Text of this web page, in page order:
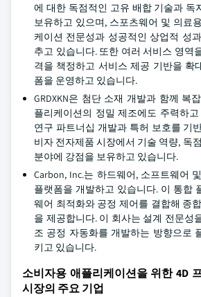
에 대한 독점적인 고유 배합 기술과 독
보유하고 있으며, 스포츠웨어 및 의료
케이션 전문성과 성공적인 상업적 성
추고 있습니다. 또한 여러 서비스 영역
격을 책정하고 서비스 제공 기반을 확
폼을 운영하고 있습니다.
GRDXKN은 첨단 소재 개발과 함께 복
플리케이션의 정밀 제조에도 주력하
연구 파트너십 개발과 특허 보호를 기
비자 전자제품 시장에서 기술 역량, 독
분야에 강점을 보유하고 있습니다.
Carbon, Inc.는 하드웨어, 소프트웨어
플랫폼을 개발하고 있습니다. 이 통합
웨어 최적화와 공정 제어를 결합해 종
을 제공합니다. 이 회사는 설계 전문성
조 공정 자동화를 개발하는 방향으로
키고 있습니다.
소비자용 애플리케이션을 위한 4D
시장의 주요 기업